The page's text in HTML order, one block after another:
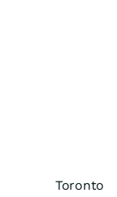
Toronto